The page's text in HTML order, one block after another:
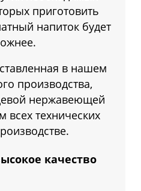
приготовить
напиток будет
в нашем
производства,
нержавеющей
всех технических
качество